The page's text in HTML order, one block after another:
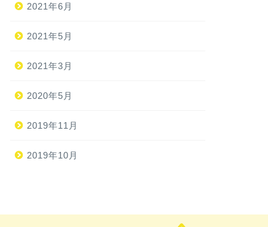
2021年6月
2021年5月
2021年3月
2020年5月
2019年11月
2019年10月